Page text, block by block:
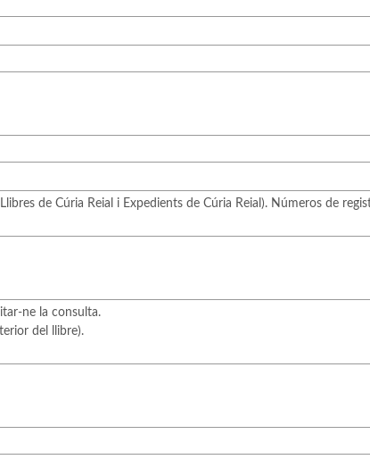
de Cúria Reial i Expedients de Cúria Reial). Números de
ne la consulta.
del llibre).